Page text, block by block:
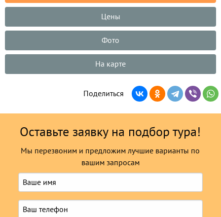
Цены
Фото
На карте
Поделиться
Оставьте заявку на подбор тура!
Мы перезвоним и предложим лучшие варианты по
вашим запросам